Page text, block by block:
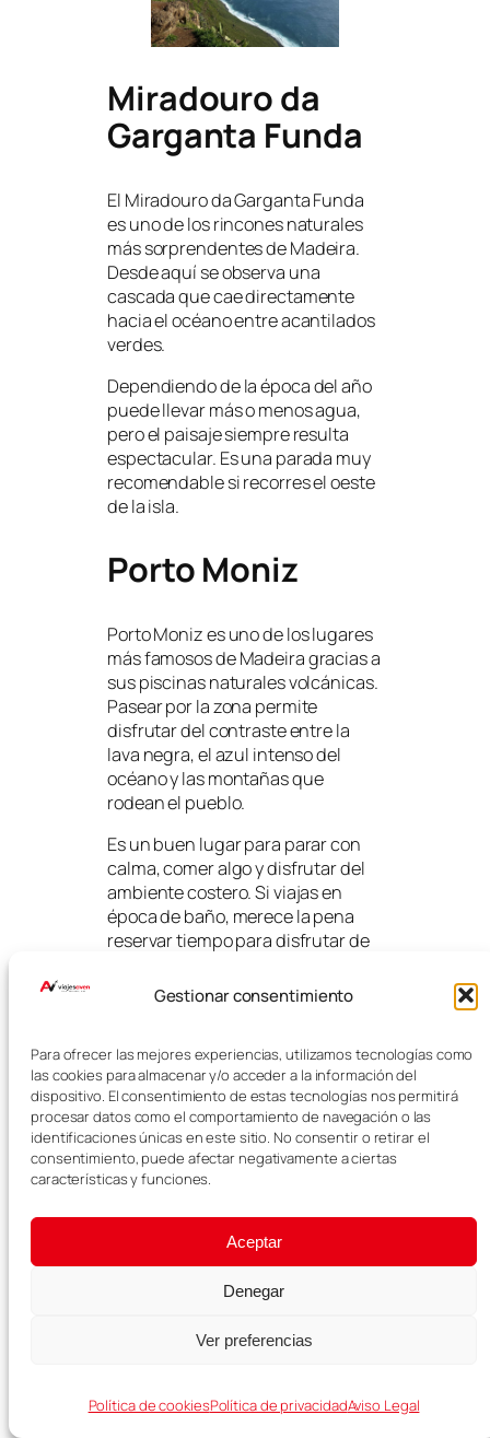
Gestionar consentimiento
Para ofrecer las mejores experiencias, utilizamos tecnologías como
las cookies para almacenar y/o acceder a la información del
dispositivo. El consentimiento de estas tecnologías nos permitirá
procesar datos como el comportamiento de navegación o las
identificaciones únicas en este sitio. No consentir o retirar el
consentimiento, puede afectar negativamente a ciertas
características y funciones.
Aceptar
Denegar
Ver preferencias
Política de cookiesPolítica de privacidadAviso Legal
Miradouro da
Garganta Funda
El Miradouro da Garganta Funda
es uno de los rincones naturales
más sorprendentes de Madeira.
Desde aquí se observa una
cascada que cae directamente
hacia el océano entre acantilados
verdes.
Dependiendo de la época del año
puede llevar más o menos agua,
pero el paisaje siempre resulta
espectacular. Es una parada muy
recomendable si recorres el oeste
de la isla.
Porto Moniz
Porto Moniz es uno de los lugares
más famosos de Madeira gracias a
sus piscinas naturales volcánicas.
Pasear por la zona permite
disfrutar del contraste entre la
lava negra, el azul intenso del
océano y las montañas que
rodean el pueblo.
Es un buen lugar para parar con
calma, comer algo y disfrutar del
ambiente costero. Si viajas en
época de baño, merece la pena
reservar tiempo para disfrutar de
Puedes ampliar información en
naturales de Madeira.
Miradouro dos
Ilhéus da Ribeira
da Janela
Este mirador ofrece una vista
icónica de los islotes rocosos que
emergen frente a la costa norte.
Las formaciones volcánicas crean
una imagen muy característica de
mar está agitado.